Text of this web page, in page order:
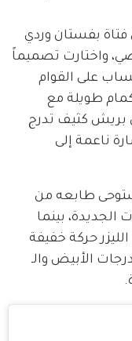
بفستان وردي
واختارت تصميماً
على القوام
طويلة مع
بريش كثيف تدرج
ناعمة إلى
طابعه من
الجديدة، بينما
حركة خفيفة
الأبيض والـ